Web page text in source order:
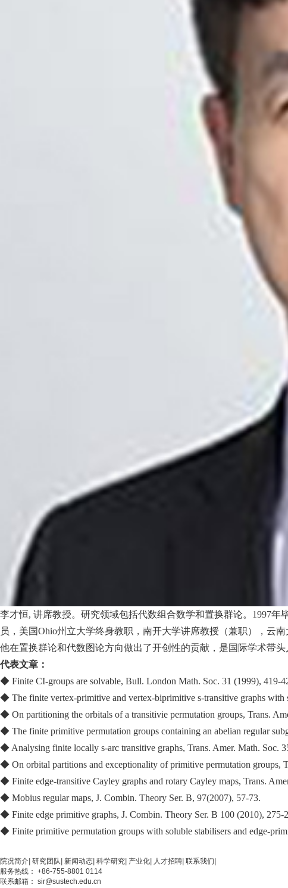
李才恒, 讲席教授。研究领域包括代数组合数学和置换群论。1997
员，美国Ohio州立大学终身教职，南开大学讲席教授（兼职），云
他在置换群论和代数图论方向做出了开创性的贡献，是国际学术带
代表文章：
◆ Finite CI-groups are solvable, Bull. London Math. Soc. 31 (1999), 419-
◆ The finite vertex-primitive and vertex-biprimitive s-transitive graphs with
◆ On partitioning the orbitals of a transitivie permutation groups, Trans.
◆ The finite primitive permutation groups containing an abelian regular
◆ Analysing finite locally s-arc transitive graphs, Trans. Amer. Math. Soc.
◆ On orbital partitions and exceptionality of primitive permutation groups,
◆ Finite edge-transitive Cayley graphs and rotary Cayley maps, Trans.
◆ Mobius regular maps, J. Combin. Theory Ser. B, 97(2007), 57-73.
◆ Finite edge primitive graphs, J. Combin. Theory Ser. B 100 (2010),
◆ Finite primitive permutation groups with soluble stabilisers and edge-
院况简介| 研究团队| 新闻动态| 科学研究| 产业化| 人才招聘| 联系我们|
服务热线： +86-755-8801 0114
联系邮箱： sir@sustech.edu.cn